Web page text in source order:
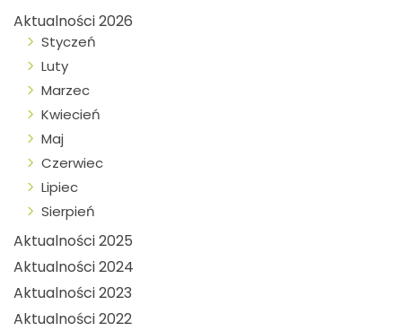
Aktualności 2026
Styczeń
Luty
Marzec
Kwiecień
Maj
Czerwiec
Lipiec
Sierpień
Aktualności 2025
Aktualności 2024
Aktualności 2023
Aktualności 2022